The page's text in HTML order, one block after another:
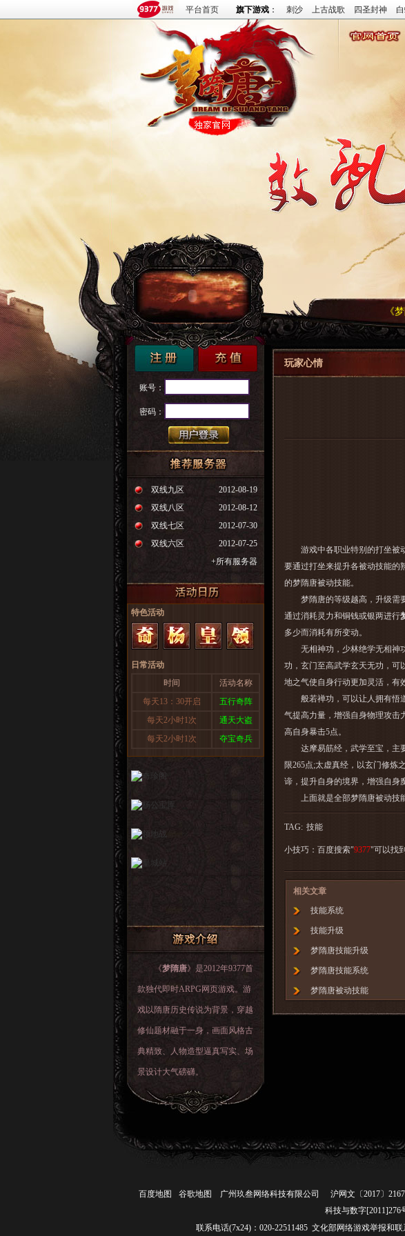
平台首页 旗下游戏 ： 刺沙 上古战歌 四圣封神
账号：
密码：
2012-08-19
双线九区
2012-08-12
双线八区
2012-07-30
双线七区
2012-07-25
双线六区
+所有服务器
特色活动
日常活动
时间
活动名称
每天13：30开启
五行奇阵
每天2小时1次
通天大盗
每天2小时1次
夺宝奇兵
《梦隋唐》是2012年9377首
款独代即时ARPG网页游戏。游
戏以隋唐历史传说为背景，穿越
修仙题材融于一身，画面风格古
典精致、人物造型逼真写实、场
景设计大气磅礴。
《
玩家心情
游戏中各职业特别的打坐被动
要通过打坐来提升各被动技能的
的梦隋唐被动技能。
梦隋唐的等级越高，升级需要
通过消耗灵力和铜钱或银两进行
多少而消耗有所变动。
无相神功，少林绝学无相神功
功，玄门至高武学玄天无功，可
地之气使自身行动更加灵活，有
般若禅功，可以让人拥有悟道
气提高力量，增强自身物理攻击
高自身暴击5点。
达摩易筋经，武学至宝，主要
限265点;太虚真经，以玄门修炼
谛，提升自身的境界，增强自身
上面就是全部梦隋唐被动技
TAG: 技能
小技巧：百度搜索"9377"可以找
相关文章
技能系统
技能升级
梦隋唐技能升级
梦隋唐技能系统
梦隋唐被动技能
广州玖叁网络科技有限公司
沪网文〔2017〕
科技与数字[2011]276
联系电话(7x24)：020-22511485 文化部网络游戏举报和
百度地图 谷歌地图